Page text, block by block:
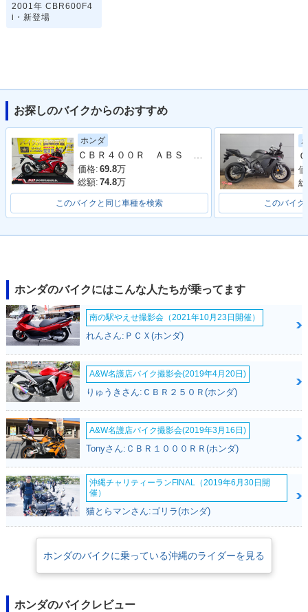
2001年 CBR600F4
i・新登場
お探しのバイクからのおすすめ
ホンダ
価格: 69.8万
総額: 74.8万
このバイクと同じ車種を検索 このバイク
ホンダのバイクにはこんな人たちが乗ってます
南の駅やえせ撮影会（2021年10月23日開催）
れんさん:ＰＣＸ(ホンダ)
A&W名護店バイク撮影会(2019年4月20日)
りゅうきさん:ＣＢＲ２５０Ｒ(ホンダ)
A&W名護店バイク撮影会(2019年3月16日)
Tonyさん:ＣＢＲ１０００ＲＲ(ホンダ)
沖縄チャリティーランFINAL（2019年6月30日開
催）
猫とらマンさん:ゴリラ(ホンダ)
ホンダのバイクに乗っている沖縄のライダーを見る
ホンダのバイクレビュー